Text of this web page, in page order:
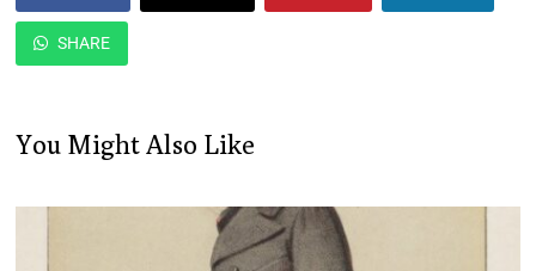
SHARE
You Might Also Like